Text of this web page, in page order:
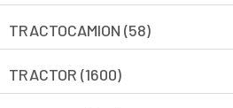
TRACTOCAMION (58)
TRACTOR (1600)